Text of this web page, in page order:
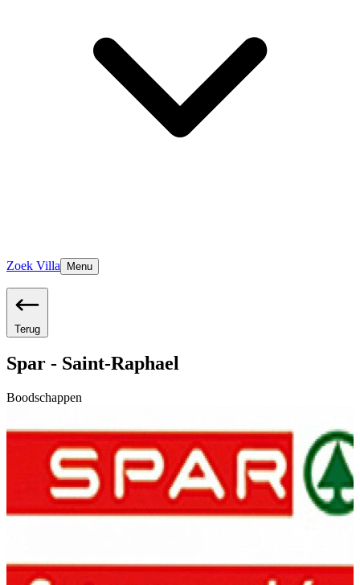
Zoek Villa Menu
Terug
Spar - Saint-Raphael
Boodschappen